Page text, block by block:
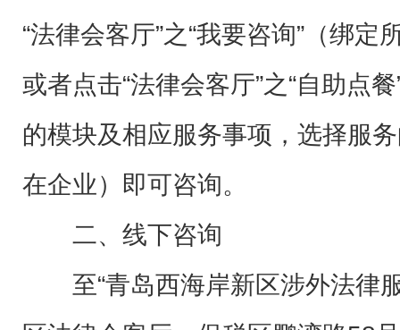
“法律会客厅”之“我要咨询”（绑定
或者点击“法律会客厅”之“自助点
的模块及相应服务事项，选择服
在企业）即可咨询。
二、线下咨询
至“青岛西海岸新区涉外法律